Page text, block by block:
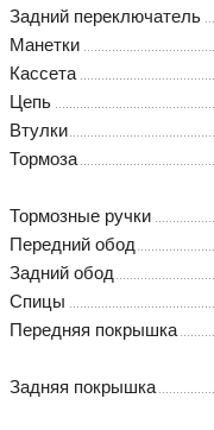
Задний переключатель
Манетки
Кассета
Цепь
Втулки
Тормоза
Тормозные ручки
Передний обод
Задний обод
Спицы
Передняя покрышка
Задняя покрышка